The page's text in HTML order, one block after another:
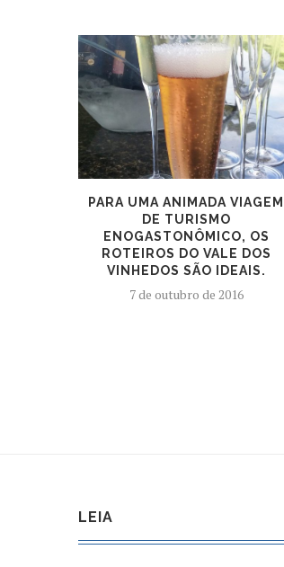
PARA UMA ANIMADA VIAGEM
DE TURISMO
ENOGASTONÔMICO, OS
ROTEIROS DO VALE DOS
VINHEDOS SÃO IDEAIS.
7 de outubro de 2016
LEIA